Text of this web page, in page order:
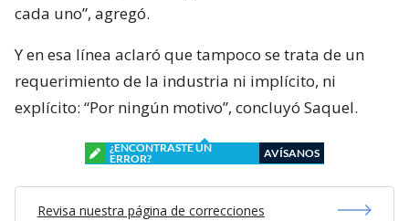
cada uno”, agregó.
Y en esa línea aclaró que tampoco se trata de un
requerimiento de la industria ni implícito, ni
explícito: “Por ningún motivo”, concluyó Saquel.
¿ENCONTRASTE UN
ERROR?
AVÍSANOS
Revisa nuestra página de correcciones